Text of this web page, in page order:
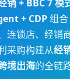
销 + BBC 7 模
+ CDP组合
连锁店、经销
采购构建从经
境出海的全链